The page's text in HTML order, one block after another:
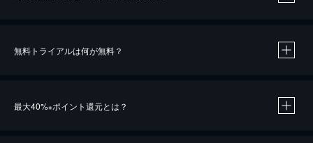
無料トライアルは何が無料？
最大40%※ポイント還元とは？